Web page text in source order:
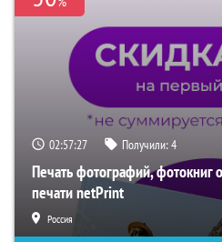
02:57:27 Получили:4
Печать фотографий, фотокниг
печати netPrint
Россия